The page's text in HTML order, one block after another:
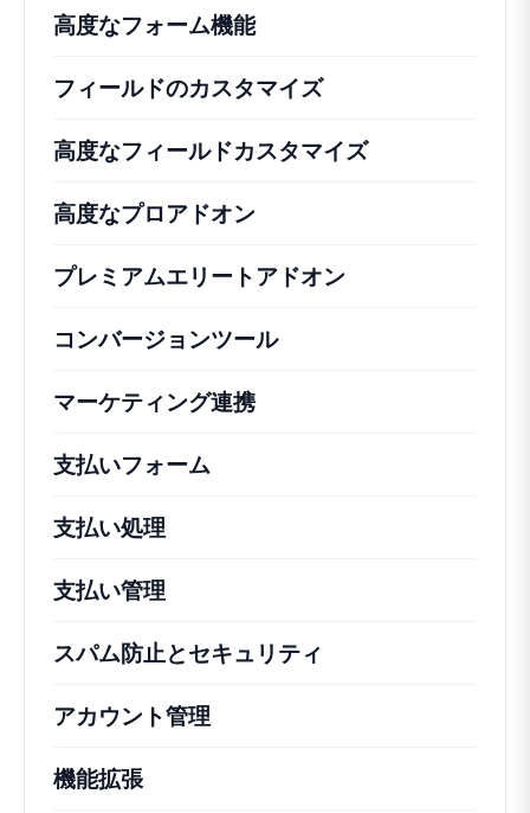
高度なフォーム機能
フィールドのカスタマイズ
高度なフィールドカスタマイズ
高度なプロアドオン
プレミアムエリートアドオン
コンバージョンツール
マーケティング連携
支払いフォーム
支払い処理
支払い管理
スパム防止とセキュリティ
アカウント管理
機能拡張